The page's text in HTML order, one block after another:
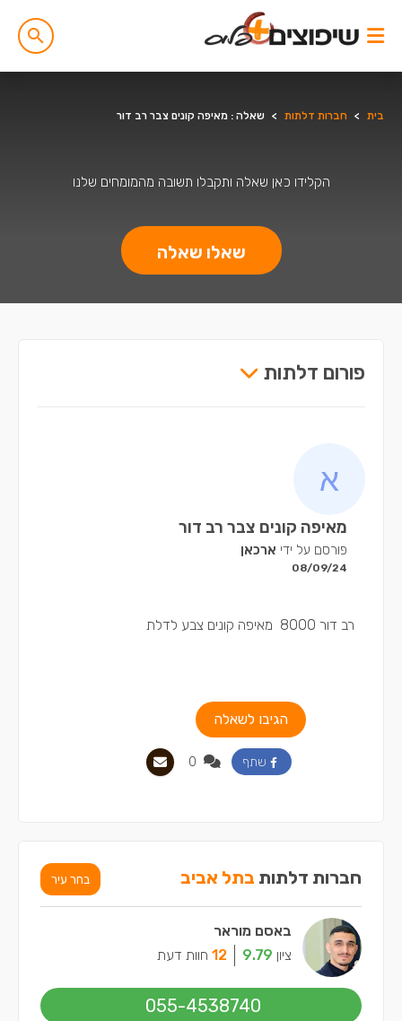
בית > חברות דלתות > שאלה : מאיפה קונים צבר רב דור
הקלידו כאן שאלה ותקבלו תשובה מהמומחים שלנו
שאלו שאלה
פורום דלתות
מאיפה קונים צבר רב דור
פורסם על ידי ארכאן
08/09/24
רב דור 8000 מאיפה קונים צבע לדלת
הגיבו לשאלה
שתף
חברות דלתות בתל אביב בחר עיר
באסם מוראר
ציון 9.79
12 חוות דעת
055-4538740